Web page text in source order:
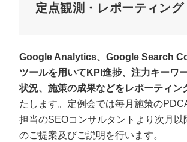
定点観測・レポーティン
Google Analytics、Google Search
ツールを用いてKPI進捗、注力キーワ
状況、施策の成果などをレポーティン
たします。定例会では毎月施策の
担当のSEOコンサルタントより次月以
のご提案及びご説明を行います。